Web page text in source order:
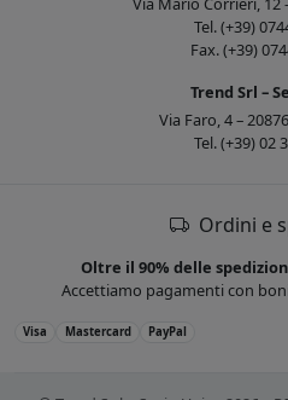
Tel. (+39)
Fax. (+39)
Trend Srl –
Via Faro, 4 –
Tel. (+39) 02
Ordini e
Oltre il 90% delle
Accettiamo pagamenti con
Visa Mastercard PayPal